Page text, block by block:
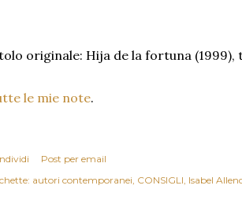
originale: Hija de la fortuna (1999),
le mie note.
Post per email
autori contemporanei CONSIGLI Isabel